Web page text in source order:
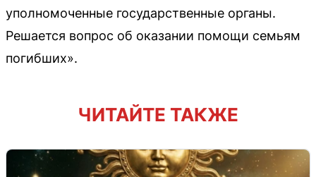
уполномоченные государственные органы.
Решается вопрос об оказании помощи семьям
погибших».
ЧИТАЙТЕ ТАКЖЕ